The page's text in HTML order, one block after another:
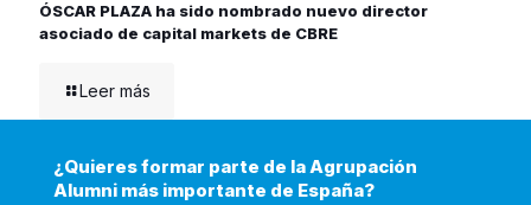
ÓSCAR PLAZA ha sido nombrado nuevo director
asociado de capital markets de CBRE
Leer más
¿Quieres formar parte de la Agrupación
Alumni más importante de España?